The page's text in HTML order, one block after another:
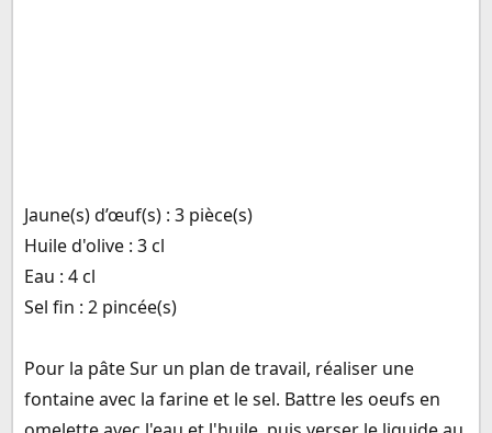
Jaune(s) d’œuf(s) : 3 pièce(s)
Huile d'olive : 3 cl
Eau : 4 cl
Sel fin : 2 pincée(s)
Pour la pâte Sur un plan de travail, réaliser une
fontaine avec la farine et le sel. Battre les oeufs en